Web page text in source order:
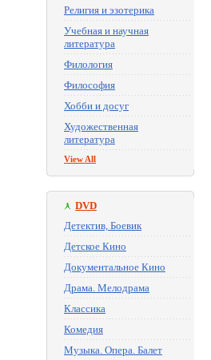
Религия и эзотерика
Учебная и научная
литература
Филология
Философия
Хобби и досуг
Художественная
литература
View All
DVD
Детектив, Боевик
Детское Кино
Документальное Кино
Драма. Мелодрама
Классика
Комедия
Музыка. Опера. Балет